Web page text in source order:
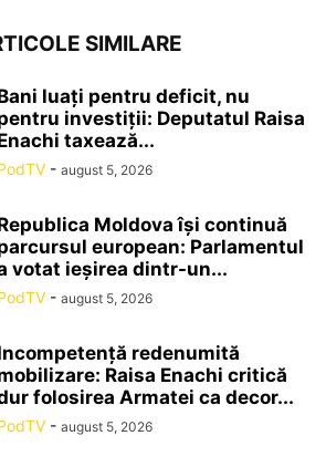
SIMILARE
luați pentru deficit, nu
investiții: Deputatul Raisa
taxează...
- august 5, 2026
Moldova își continuă
european: Parlamentul
votat ieșirea dintr-un...
- august 5, 2026
redenumită
Raisa Enachi critică
folosirea Armatei ca decor...
- august 5, 2026